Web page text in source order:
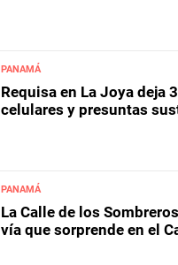
PANAMÁ
Requisa en La Joya deja
celulares y presuntas
PANAMÁ
La Calle de los
vía que sorprende en el